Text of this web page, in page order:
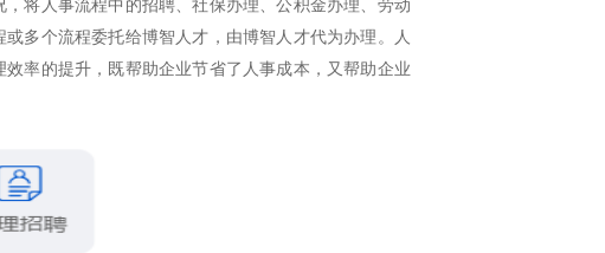
，将人事流程中的招聘、社保办理、公积金办理、劳动
多个流程委托给博智人才，由博智人才代为办理。人
率的提升，既帮助企业节省了人事成本，又帮助企业